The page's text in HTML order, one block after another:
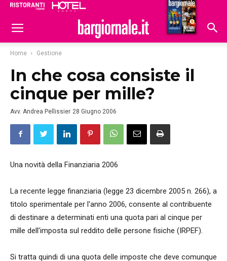
Hoteldomani
Home Gestione
In che cosa consiste il
cinque per mille?
Avv. Andrea Pellissier 28 Giugno 2006
Una novità della Finanziaria 2006
La recente legge finanziaria (legge 23 dicembre 2005 n. 266), a
titolo sperimentale per l'anno 2006, consente al contribuente
di destinare a determinati enti una quota pari al cinque per
mille dell'imposta sul reddito delle persone fisiche (IRPEF).
Si tratta quindi di una quota delle imposte che deve comunque